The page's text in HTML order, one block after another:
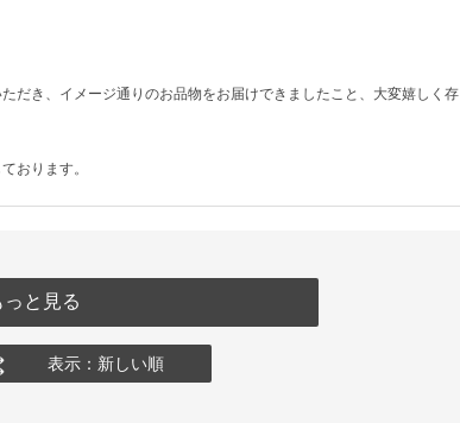
だき、イメージ通りのお品物をお届けできましたこと、大変嬉しく存
おります。
っと見る
表示：新しい順